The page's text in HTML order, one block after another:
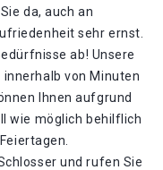
da, auch an
sehr ernst.
ab! Unsere
von Minuten
Ihnen aufgrund
wie möglich behilflich
und rufen Sie